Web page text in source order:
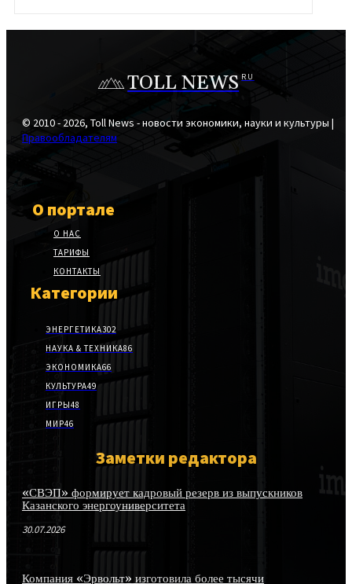
TOLL NEWS RU
© 2010 - 2026, Toll News - новости экономики, науки и культуры |
Правообладателям
О портале
О НАС
ТАРИФЫ
КОНТАКТЫ
Категории
ЭНЕРГЕТИКА302
НАУКА & ТЕХНИКА86
ЭКОНОМИКА66
КУЛЬТУРА49
ИГРЫ48
МИР46
Заметки редактора
«СВЭП» формирует кадровый резерв из выпускников
Казанского энергоуниверситета
30.07.2026
Компания «Эрвольт» изготовила более тысячи